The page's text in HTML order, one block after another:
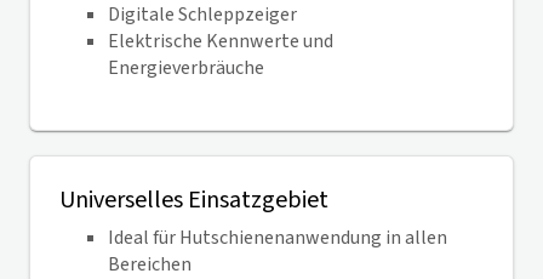
Digitale Schleppzeiger
Elektrische Kennwerte und
Energieverbräuche
Universelles Einsatzgebiet
Ideal für Hutschienenanwendung in allen
Bereichen